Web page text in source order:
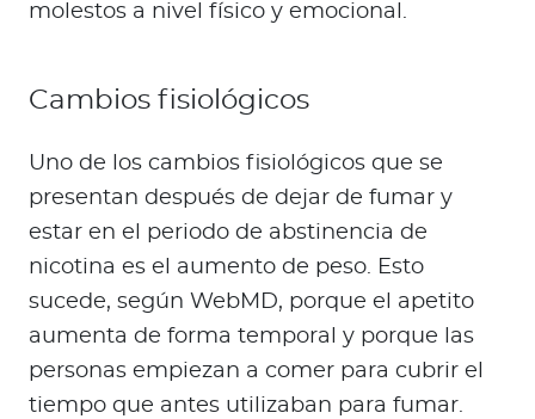
molestos a nivel físico y emocional.
Cambios fisiológicos
Uno de los cambios fisiológicos que se
presentan después de dejar de fumar y
estar en el periodo de abstinencia de
nicotina es el aumento de peso. Esto
sucede, según WebMD, porque el apetito
aumenta de forma temporal y porque las
personas empiezan a comer para cubrir el
tiempo que antes utilizaban para fumar.